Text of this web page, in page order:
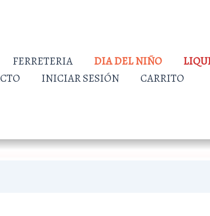
FERRETERIA DIA DEL NIÑO
INICIAR SESIÓN CARRITO